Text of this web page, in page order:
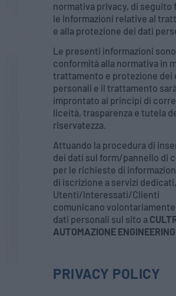
normativa privacy, di seguito
le Informazioni relative al
e alla protezione dei dati
Le presenti informazioni
conformità alla normativa in
trattamento e protezione dei
personali e il trattamento sarà
improntato ai principi di
liceità, trasparenza e tutela
riservatezza.
Attuando la procedura di
dei dati sul form/pannello di
per le richieste di
di iscrizione a servizi
Utenti/Interessati/Clienti
comunicano
dati personali sul sito a
AUTOMAZIONE
PRIVACY POLICY